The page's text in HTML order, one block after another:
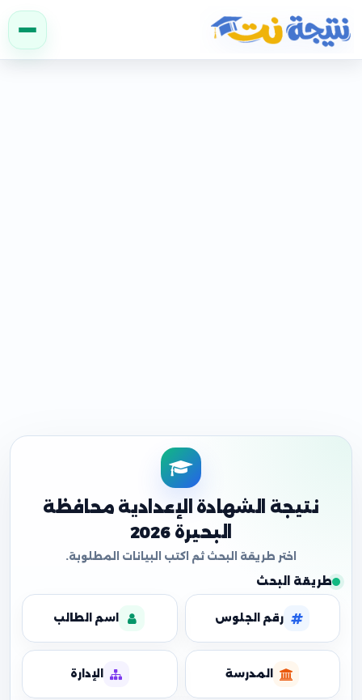
نتيجة نت
نتيجة الشهادة الإعدادية محافظة
البحيرة 2026
طريقة البحث
رقم الجلوس اسم الطالب
المدرسة الإدارة